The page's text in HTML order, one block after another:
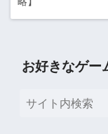
お好きなゲー